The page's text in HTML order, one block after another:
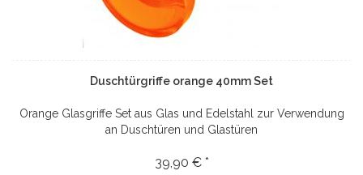
Duschtürgriffe orange 40mm Set
Orange Glasgriffe Set aus Glas und Edelstahl zur Verwendung
an Duschtüren und Glastüren
39,90 € *